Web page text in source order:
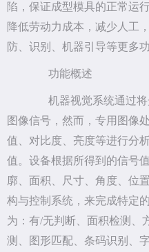
陷，保证成型模具的正常运
降低劳动力成本，减少人工
防、识别、机器引导等更多功
功能概述
机器视觉系统通过将
图像信号，然而，专用图像
值、对比度、亮度等进行分
值。设备根据所得到的信号
廓、面积、尺寸、角度、位
构与控制系统，来完成特定
为：有/无判断、面积检测、
测、图形匹配、条码识别、